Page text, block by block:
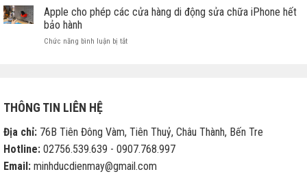
Apple cho phép các cửa hàng di động sửa chữa iPhone hết
bảo hành
Chức năng bình luận bị tắtở
động
sửa
iPhone
THÔNG TIN LIÊN HỆ
Địa chỉ: 76B Tiên Đông Vàm, Tiên Thuỷ, Châu Thành, Bến Tre
Hotline: 02756.539.639 - 0907.768.997
Email: minhducdienmay@gmail.com